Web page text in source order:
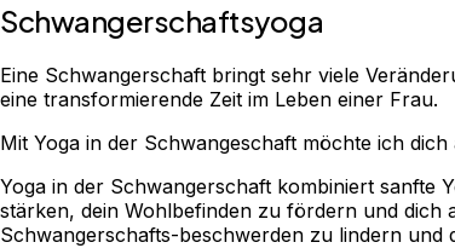
Schwangerschaftsyoga
Eine Schwangerschaft bringt sehr viele
eine transformierende Zeit im Leben einer Frau.
Mit Yoga in der Schwangeschaft möchte ich dich
Yoga in der Schwangerschaft kombiniert sanfte
stärken, dein Wohlbefinden zu fördern und dich
Schwangerschafts-beschwerden zu lindern und